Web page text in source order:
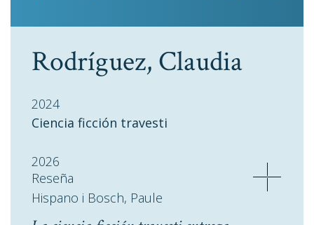
Rodríguez, Claudia
2024
Ciencia ficción travesti
2026
Reseña
Hispano i Bosch, Paule